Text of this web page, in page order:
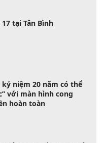
tại Tân Bình
kỷ niệm 20 năm có thể
với màn hình cong
hoàn toàn